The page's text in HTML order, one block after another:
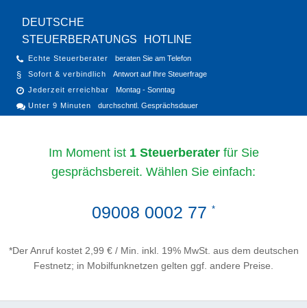
DEUTSCHE
STEUERBERATUNGS
HOTLINE
Echte Steuerberater
beraten Sie am Telefon
Sofort & verbindlich
Antwort auf Ihre Steuerfrage
Jederzeit erreichbar
Montag - Sonntag
Unter 9 Minuten
durchschntl. Gesprächsdauer
Im Moment ist 1 Steuerberaterfür Sie
gesprächsbereit. Wählen Sie einfach:
09008 0002 77 *
*Der Anruf kostet 2,99 € / Min. inkl. 19% MwSt. aus dem deutschen
Festnetz; in Mobilfunknetzen gelten ggf. andere Preise.